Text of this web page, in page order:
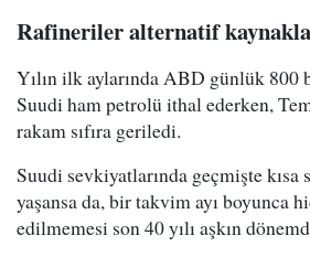
Rafineriler alternatif
Yılın ilk aylarında ABD günlük
Suudi ham petrolü ithal ederken,
rakam sıfıra geriledi.
Suudi sevkiyatlarında geçmişte
yaşansa da, bir takvim ayı boyunca
edilmemesi son 40 yılı aşkın